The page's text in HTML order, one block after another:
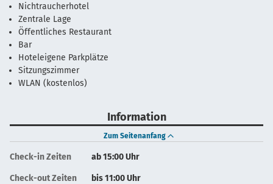
Nichtraucherhotel
Zentrale Lage
Öffentliches Restaurant
Bar
Hoteleigene Parkplätze
Sitzungszimmer
WLAN (kostenlos)
Information
Zum Seitenanfang
Check-in Zeiten ab 15:00 Uhr
Check-out Zeiten bis 11:00 Uhr